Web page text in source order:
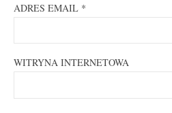
ADRES EMAIL *
WITRYNA INTERNETOWA